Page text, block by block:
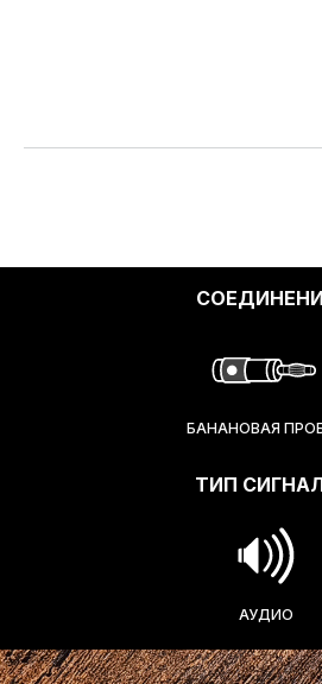
БАНАНОВАЯ
ТИП
АУДИО